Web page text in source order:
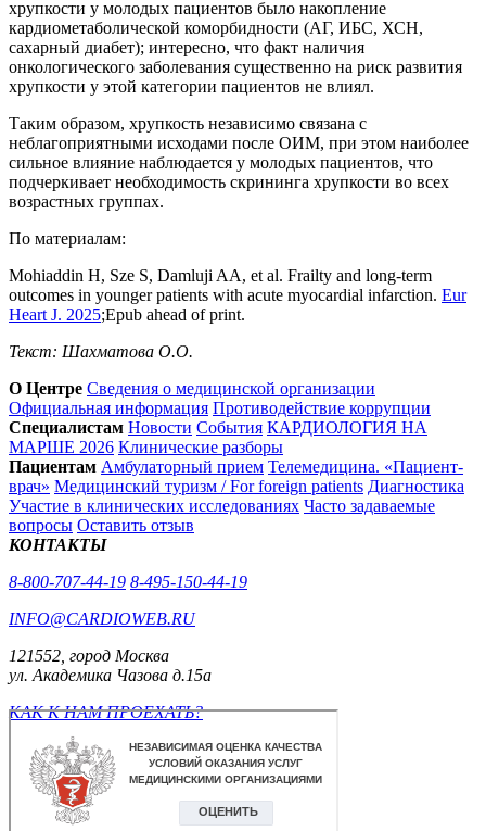
хрупкости у молодых пациентов было накопление
кардиометаболической коморбидности (АГ, ИБС, ХСН,
сахарный диабет); интересно, что факт наличия
онкологического заболевания существенно на риск развития
хрупкости у этой категории пациентов не влиял.
Таким образом, хрупкость независимо связана с
неблагоприятными исходами после ОИМ, при этом наиболее
сильное влияние наблюдается у молодых пациентов, что
подчеркивает необходимость скрининга хрупкости во всех
возрастных группах.
По материалам:
Mohiaddin H, Sze S, Damluji AA, et al. Frailty and long-term
outcomes in younger patients with acute myocardial infarction. Eur
Heart J. 2025;Epub ahead of print.
Текст: Шахматова О.О.
О Центре Сведения о медицинской организации
Официальная информация Противодействие коррупции
Специалистам Новости События КАРДИОЛОГИЯ НА
МАРШЕ 2026 Клинические разборы
Пациентам Амбулаторный прием Телемедицина. «Пациент-
врач» Медицинский туризм / For foreign patients Диагностика
Участие в клинических исследованиях Часто задаваемые
вопросы Оставить отзыв
КОНТАКТЫ
8-800-707-44-19 8-495-150-44-19
INFO@CARDIOWEB.RU
121552, город Москва
ул. Академика Чазова д.15а
КАК К НАМ ПРОЕХАТЬ?